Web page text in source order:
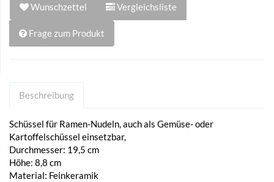
Wunschzettel Vergleichsliste
Frage zum Produkt
Beschreibung
Schüssel für Ramen-Nudeln, auch als Gemüse- oder
Kartoffelschüssel einsetzbar,
Durchmesser: 19,5 cm
Höhe: 8,8 cm
Material: Feinkeramik